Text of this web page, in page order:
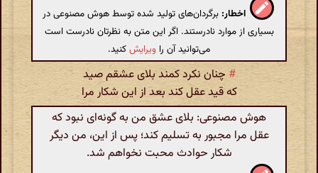
اخطار: برگردان‌های تولید شده توسط هوش مصنوعی در
بسیاری از موارد نادرستند. اگر این متن به نظرتان نادرست است
می‌توانید آن را ویرایشکنید.
# چنان نکرد کمند بلای عشقم صید
که قید عقل کند بعد از این شکار مرا
هوش مصنوعی: بلای عشق من به گونه‌ای نبود که
عقل مرا مجبور به تسلیم کند؛ پس از این، من دیگر
شکار حوادث محبت نخواهم شد.